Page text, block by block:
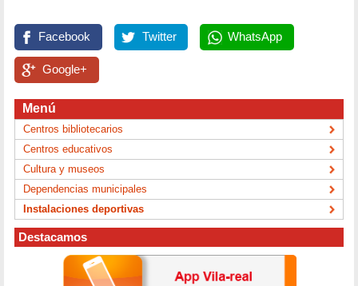
Facebook Twitter WhatsApp
Google+
Menú
Centros bibliotecarios
Centros educativos
Cultura y museos
Dependencias municipales
Instalaciones deportivas
Destacamos